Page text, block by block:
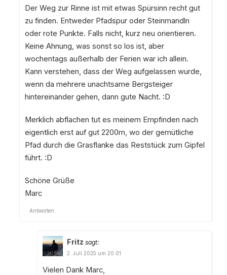
Der Weg zur Rinne ist mit etwas Spürsinn recht gut
zu finden. Entweder Pfadspur oder Steinmandln
oder rote Punkte. Falls nicht, kurz neu orientieren.
Keine Ahnung, was sonst so los ist, aber
wochentags außerhalb der Ferien war ich allein.
Kann verstehen, dass der Weg aufgelassen wurde,
wenn da mehrere unachtsame Bergsteiger
hintereinander gehen, dann gute Nacht. :D
Merklich abflachen tut es meinem Empfinden nach
eigentlich erst auf gut 2200m, wo der gemütliche
Pfad durch die Grasflanke das Reststück zum Gipfel
führt. :D
Schöne Grüße
Marc
Antworten
Fritz sagt:
2. Juli 2025 um 20:01
Vielen Dank Marc,